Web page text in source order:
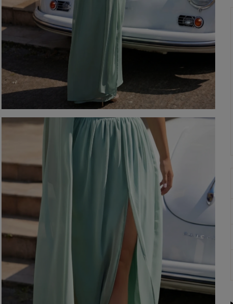
KARIERTE KLEIDER
TAILLIERTES KLEID
PAILLETTENKLEID
Saison / Stoff
FRÜHLINGSKLEIDER
MIDI
Ausschnitt
AM RÜCKEN
QUADRAT
U-BOOT
V-AUSSCHNITT
KARO
OHNE AUSSCHNITT
ASYMMETRISCHER
CARMEN
Ärmel / Träger
OHNE TRÄGER
MIT TRÄGERN